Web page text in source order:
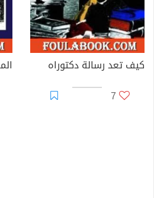
كيف تعد رسالة دكتوراه
7